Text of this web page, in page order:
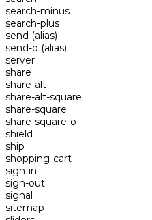
search-minus
search-plus
send (alias)
send-o (alias)
server
share
share-alt
share-alt-square
share-square
share-square-o
shield
ship
shopping-cart
sign-in
sign-out
signal
sitemap